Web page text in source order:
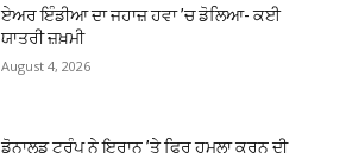
ਏਅਰ ਇੰਡੀਆ ਦਾ ਜਹਾਜ਼ ਹਵਾ ’ਚ ਡੋਲਿਆ- ਕਈ
ਯਾਤਰੀ ਜ਼ਖ਼ਮੀ
August 4, 2026
ਡੋਨਾਲਡ ਟਰੰਪ ਨੇ ਇਰਾਨ ’ਤੇ ਫਿਰ ਹਮਲਾ ਕਰਨ ਦੀ